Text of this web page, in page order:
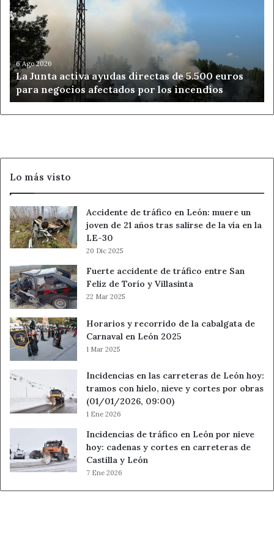
ayudas
directas
de
5.500
euros
para
negocios
afectados
por
6 Ago 2026
La Junta activa ayudas directas de 5.500 euros
para negocios afectados por los incendios
Lo más visto
Accidente de tráfico en León: muere un
joven de 21 años tras salirse de la vía en la
LE-30
20 Dic 2025
Fuerte accidente de tráfico entre San
Feliz de Torío y Villasinta
22 Mar 2025
Horarios y recorrido de la cabalgata de
Carnaval en León 2025
1 Mar 2025
Incidencias en las carreteras de León hoy:
tramos con hielo, nieve y cortes por obras
(01/01/2026, 09:00)
1 Ene 2026
Incidencias de tráfico en León por nieve
hoy: cadenas y cortes en carreteras de
Castilla y León
7 Ene 2026